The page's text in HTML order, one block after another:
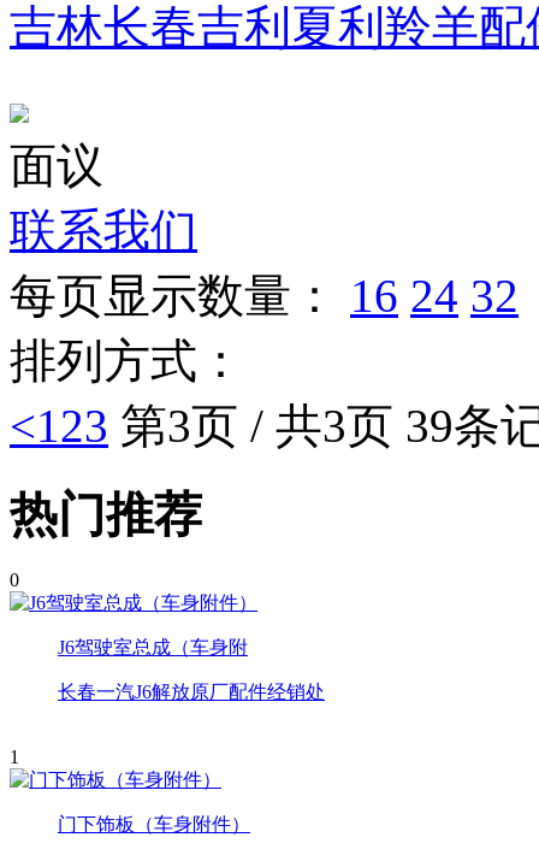
吉林长春吉利夏利羚羊
面议
联系我们
每页显示数量：
16 24 32
排列方式：
<123 第3页 / 共3页 39条
热门推荐
0
J6驾驶室总成（车身附
长春一汽J6解放原厂配件经销处
1
门下饰板（车身附件）